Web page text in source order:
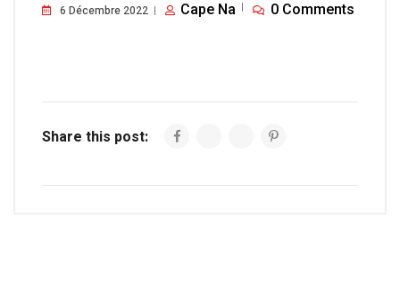
6 Décembre 2022 Cape Na 0 Comments
Share this post: